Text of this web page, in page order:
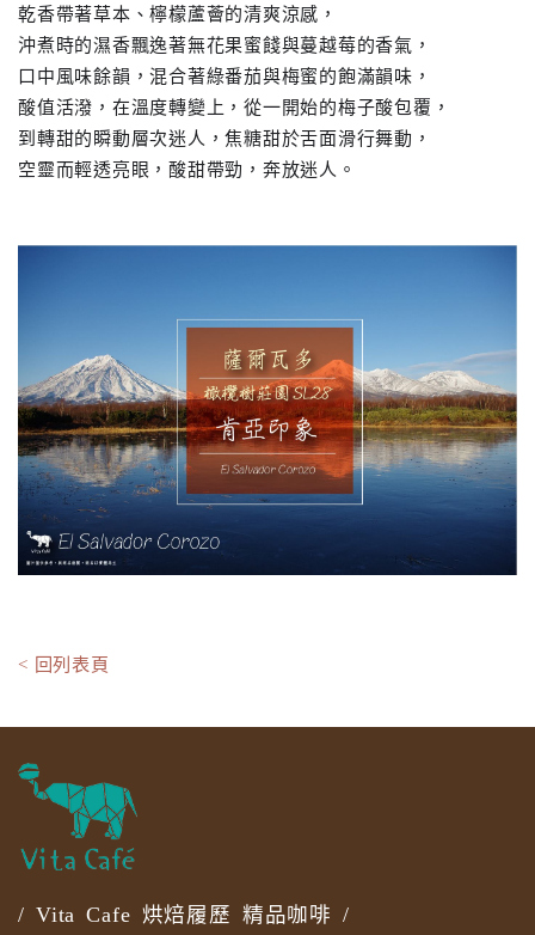
乾香帶著草本、檸檬蘆薈的清爽涼感，
沖煮時的濕香飄逸著無花果蜜餞與蔓越莓的香氣，
口中風味餘韻，混合著綠番茄與梅蜜的飽滿韻味，
酸值活潑，在溫度轉變上，從一開始的梅子酸包覆，
到轉甜的瞬動層次迷人，焦糖甜於舌面滑行舞動，
空靈而輕透亮眼，酸甜帶勁，奔放迷人。
< 回列表頁
/ Vita Cafe 烘焙履歷 精品咖啡 /